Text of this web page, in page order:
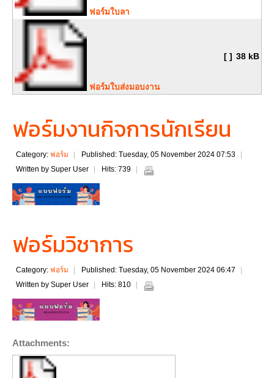
ฟอร์มใบลา
ฟอร์มใบส่งมอบงาน
[ ] 38 kB
ฟอร์มงานกิจการนักเรียน
Category: ฟอร์ม
Published: Tuesday, 05 November 2024 07:53
Written by Super User
Hits: 739
ฟอร์มวิชาการ
Category: ฟอร์ม
Published: Tuesday, 05 November 2024 06:47
Written by Super User
Hits: 810
Attachments: